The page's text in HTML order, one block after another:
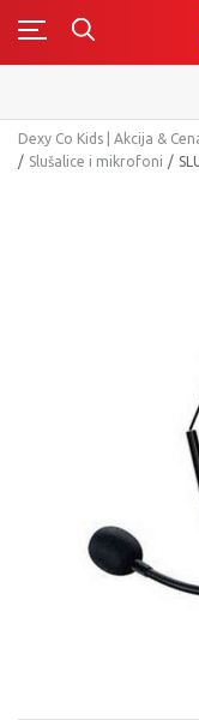
Dexy Co Kids | Akcija &
Slušalice i mikrofoni